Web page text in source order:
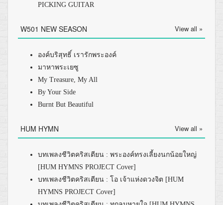
PICKING GUITAR
W501 NEW SEASON View all »
องค์บริสุทธิ์ เรารักพระองค์
มาหาพระเยซู
My Treasure, My All
By Your Side
Burnt But Beautiful
HUM HYMN View all »
บทเพลงชีวิตคริสเตียน : พระองค์ทรงเลี้ยงนกน้อยใหญ่
[HUM HYMNS PROJECT Cover]
บทเพลงชีวิตคริสเตียน : โอ เจ้าแห่งดวงจิต [HUM
HYMNS PROJECT Cover]